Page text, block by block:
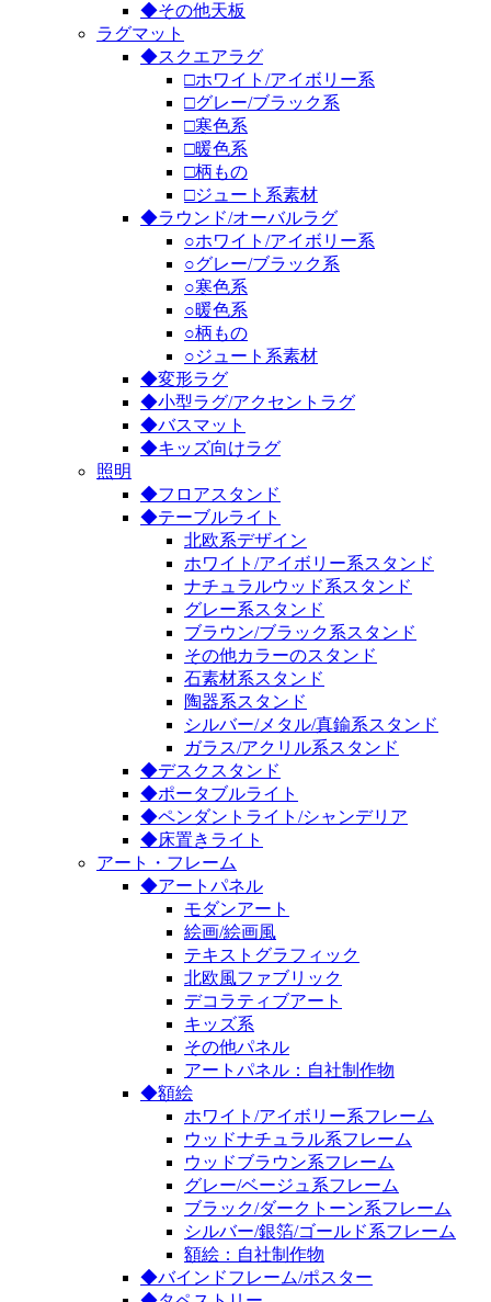
◆その他天板
ラグマット
◆スクエアラグ
□ホワイト/アイボリー系
□グレー/ブラック系
□寒色系
□暖色系
□柄もの
□ジュート系素材
◆ラウンド/オーバルラグ
○ホワイト/アイボリー系
○グレー/ブラック系
○寒色系
○暖色系
○柄もの
○ジュート系素材
◆変形ラグ
◆小型ラグ/アクセントラグ
◆バスマット
◆キッズ向けラグ
照明
◆フロアスタンド
◆テーブルライト
北欧系デザイン
ホワイト/アイボリー系スタンド
ナチュラルウッド系スタンド
グレー系スタンド
ブラウン/ブラック系スタンド
その他カラーのスタンド
石素材系スタンド
陶器系スタンド
シルバー/メタル/真鍮系スタンド
ガラス/アクリル系スタンド
◆デスクスタンド
◆ポータブルライト
◆ペンダントライト/シャンデリア
◆床置きライト
アート・フレーム
◆アートパネル
モダンアート
絵画/絵画風
テキストグラフィック
北欧風ファブリック
デコラティブアート
キッズ系
その他パネル
アートパネル：自社制作物
◆額絵
ホワイト/アイボリー系フレーム
ウッドナチュラル系フレーム
ウッドブラウン系フレーム
グレー/ベージュ系フレーム
ブラック/ダークトーン系フレーム
シルバー/銀箔/ゴールド系フレーム
額絵：自社制作物
◆バインドフレーム/ポスター